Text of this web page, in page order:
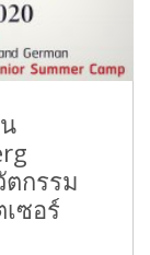
กรรม
ซอร์